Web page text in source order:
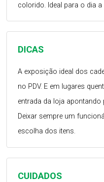
CUIDADOS
DICAS
A exposição ideal dos
no PDV. E em lugares
entrada da loja
Deixar sempre um
escolha dos itens.
colorido. Ideal para o dia